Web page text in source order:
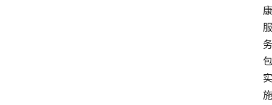
康
服
务
包
实
施